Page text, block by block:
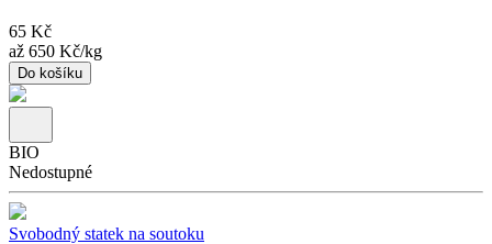
65 Kč
až 650 Kč/kg
Do košíku
BIO
Nedostupné
Svobodný statek na soutoku